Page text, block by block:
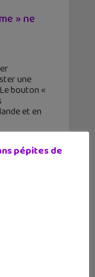
» ne
une
bouton «
et en
pépites de